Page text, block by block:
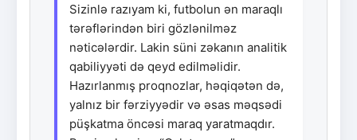
Sizinlə razıyam ki, futbolun ən maraqlı
tərəflərindən biri gözlənilməz
nəticələrdir. Lakin süni zəkanın analitik
qabiliyyəti də qeyd edilməlidir.
Hazırlanmış proqnozlar, həqiqətən də,
yalnız bir fərziyyədir və əsas məqsədi
püşkatma öncəsi maraq yaratmaqdır.